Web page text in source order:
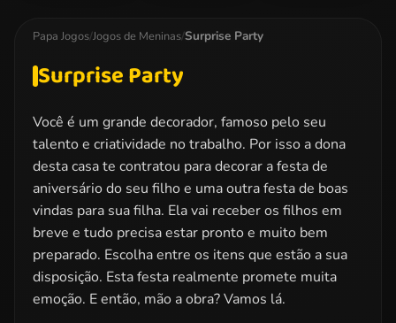
Papa Jogos/Jogos de Meninas/Surprise Party
Surprise Party
Você é um grande decorador, famoso pelo seu
talento e criatividade no trabalho. Por isso a dona
desta casa te contratou para decorar a festa de
aniversário do seu filho e uma outra festa de boas
vindas para sua filha. Ela vai receber os filhos em
breve e tudo precisa estar pronto e muito bem
preparado. Escolha entre os itens que estão a sua
disposição. Esta festa realmente promete muita
emoção. E então, mão a obra? Vamos lá.